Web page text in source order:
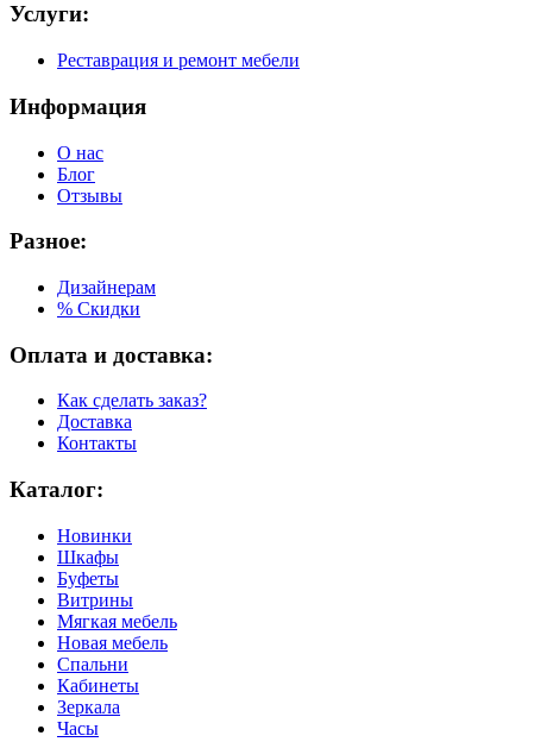
Услуги:
Реставрация и ремонт мебели
Информация
О нас
Блог
Отзывы
Разное:
Дизайнерам
% Скидки
Оплата и доставка:
Как сделать заказ?
Доставка
Контакты
Каталог:
Новинки
Шкафы
Буфеты
Витрины
Мягкая мебель
Новая мебель
Спальни
Кабинеты
Зеркала
Часы